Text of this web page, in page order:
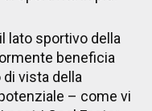
lato sportivo della
beneficia
vista della
– come vi